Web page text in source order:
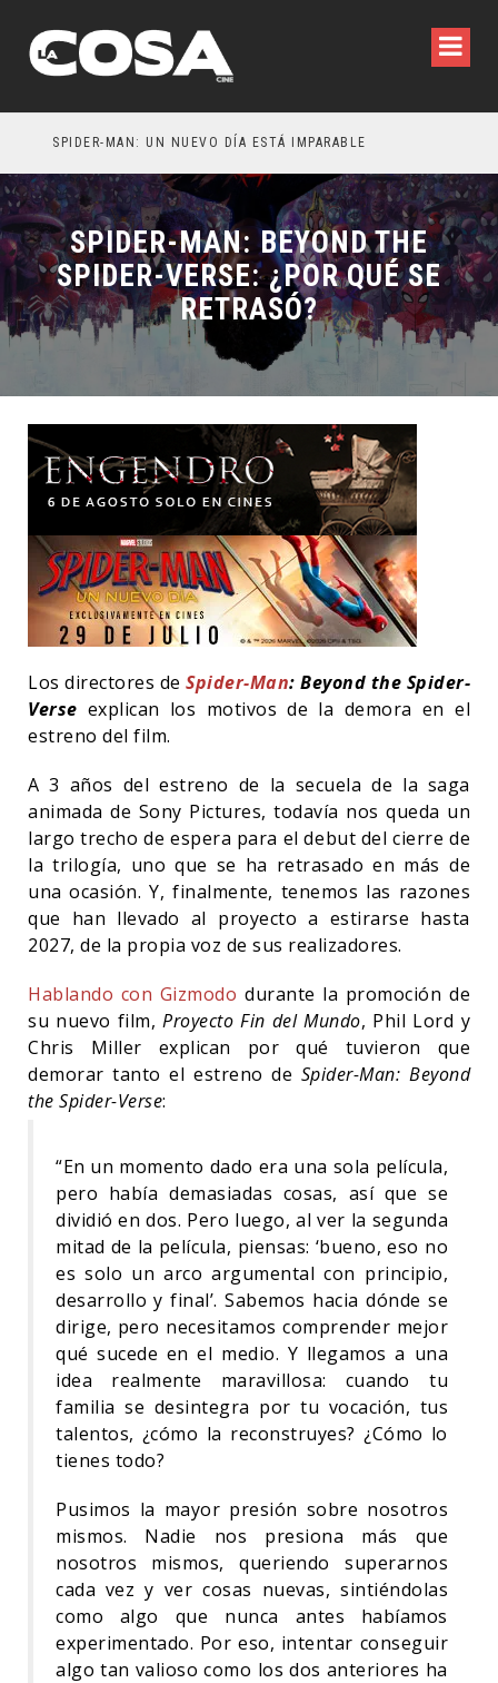
SPIDER-MAN: UN NUEVO DÍA ESTÁ IMPARABLE
SPIDER-MAN: BEYOND THE
SPIDER-VERSE: ¿POR QUÉ SE
RETRASÓ?
Los directores de Spider-Man: Beyond the Spider-
Verse explican los motivos de la demora en el
estreno del film.
A 3 años del estreno de la secuela de la saga
animada de Sony Pictures, todavía nos queda un
largo trecho de espera para el debut del cierre de
la trilogía, uno que se ha retrasado en más de
una ocasión. Y, finalmente, tenemos las razones
que han llevado al proyecto a estirarse hasta
2027, de la propia voz de sus realizadores.
Hablando con Gizmodo durante la promoción de
su nuevo film,Proyecto Fin del Mundo, Phil Lord y
Chris Miller explican por qué tuvieron que
demorar tanto el estreno de Spider-Man: Beyond
the Spider-Verse:
“En un momento dado era una sola película,
pero había demasiadas cosas, así que se
dividió en dos. Pero luego, al ver la segunda
mitad de la película, piensas: ‘bueno, eso no
es solo un arco argumental con principio,
desarrollo y final’. Sabemos hacia dónde se
dirige, pero necesitamos comprender mejor
qué sucede en el medio. Y llegamos a una
idea realmente maravillosa: cuando tu
familia se desintegra por tu vocación, tus
talentos, ¿cómo la reconstruyes? ¿Cómo lo
tienes todo?
Pusimos la mayor presión sobre nosotros
mismos. Nadie nos presiona más que
nosotros mismos, queriendo superarnos
cada vez y ver cosas nuevas, sintiéndolas
como algo que nunca antes habíamos
experimentado. Por eso, intentar conseguir
algo tan valioso como los dos anteriores ha